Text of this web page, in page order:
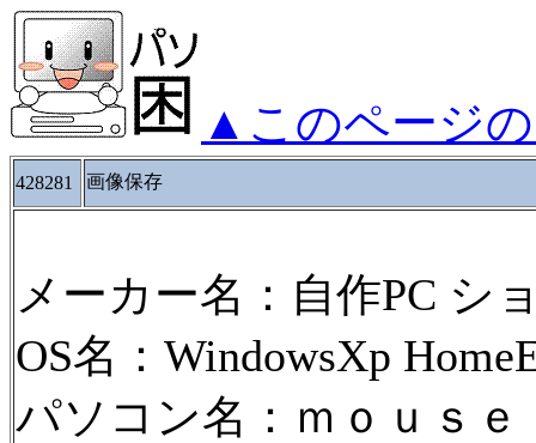
▲このページ
428281 画像保存
メーカー名：自作PC シ
OS名：WindowsXp
パソコン名：ｍｏｕｓ